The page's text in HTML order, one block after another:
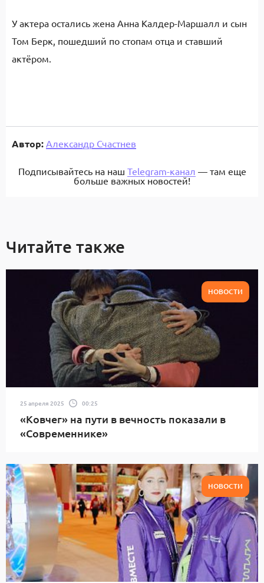
У актера остались жена Анна Калдер-Маршалл и сын
Том Берк, пошедший по стопам отца и ставший
актёром.
Автор: Александр Счастнев
Подписывайтесь на наш Telegram-канал — там еще
больше важных новостей!
Читайте также
НОВОСТИ
25 апреля 2025 00:25
«Ковчег» на пути в вечность показали в
«Современнике»
НОВОСТИ